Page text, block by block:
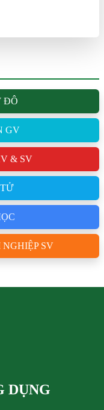
ĐÔ
GV
& SV
SV
DỤNG